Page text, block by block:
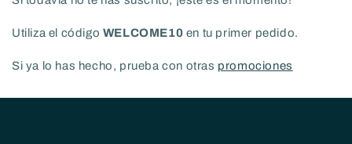
Utiliza el código WELCOME10 en tu primer pedido.
Si ya lo has hecho, prueba con otras promociones